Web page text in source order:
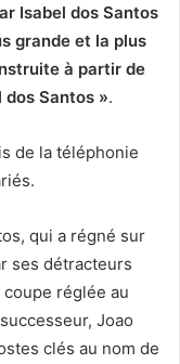
Isabel dos Santos
grande et la plus
à partir de
dos Santos ».
de la téléphonie
qui a régné sur
ses détracteurs
coupe réglée au
Joao
clés au nom de